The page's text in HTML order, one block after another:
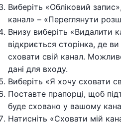
Виберіть «Обліковий
канал» – «Переглянути
Внизу виберіть «Видалити
відкриється сторінка, де
сховати свій канал.
дані для входу.
Виберіть «Я хочу сховати
Поставте прапорці, щоб
буде сховано у вашому
Натисніть «Сховати мій